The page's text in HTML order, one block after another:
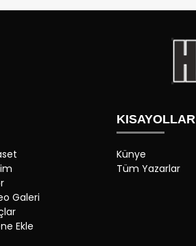
Galeri
Ekle
KISAYOLLAR
Künye
Tüm Yazarlar